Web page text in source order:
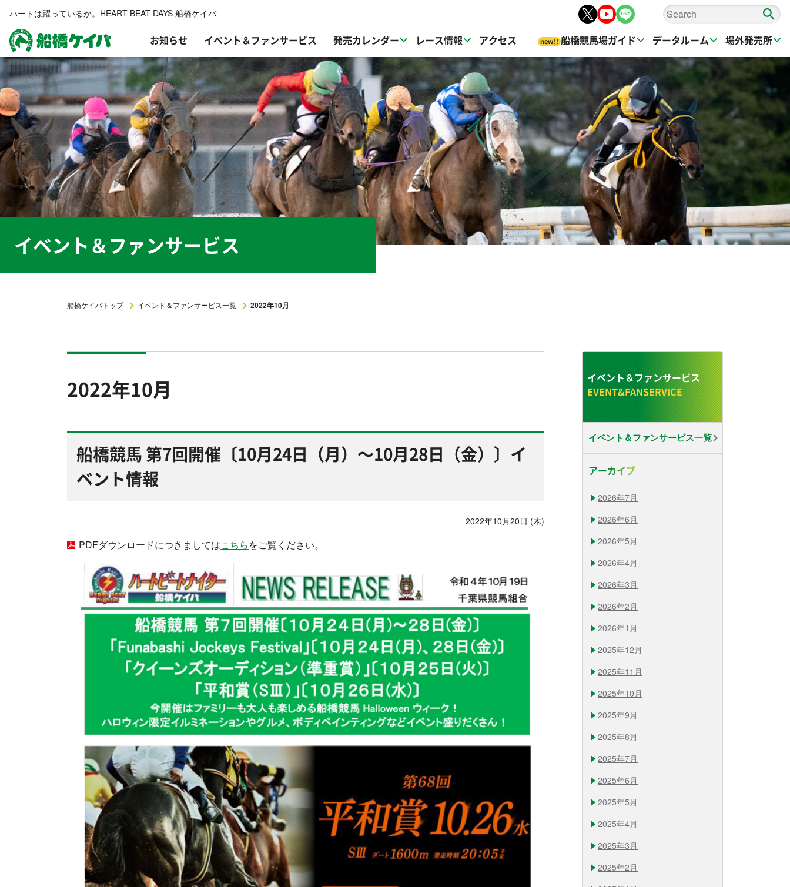
船橋ケイバ
お知らせ イベント＆ファンサービス 発売カレンダー レース情報 アクセス new!! 船橋競馬場ガイド データルーム 場外発売所
ハートは躍っているか。HEART BEAT DAYS 船橋ケイバ
イベント＆ファンサービス
船橋ケイバトップ イベント＆ファンサービス一覧 2022年10月
2022年10月
船橋競馬 第7回開催〔10月24日（月）～10月28日（金）〕イ
ベント情報
2022年10月20日 (木)
PDFダウンロードにつきましてはこちらをご覧ください。
イベント＆ファンサービス
イベント＆ファンサービス一覧
アーカイブ
2026年7月
2026年6月
2026年5月
2026年4月
2026年3月
2026年2月
2026年1月
2025年12月
2025年11月
2025年10月
2025年9月
2025年8月
2025年7月
2025年6月
2025年5月
2025年4月
2025年3月
2025年2月